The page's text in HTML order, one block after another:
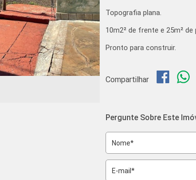
Topografia plana.
10m2² de frente e 25m²
Pronto para construir.
Compartilhar
Pergunte Sobre Este